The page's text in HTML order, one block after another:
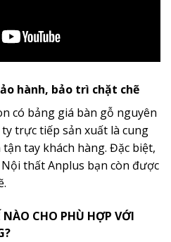
hành, bảo trì chặt chẽ
có bảng giá bàn gỗ nguyên
trực tiếp sản xuất là cung
tay khách hàng. Đặc biệt,
thất Anplus bạn còn được
CHO PHÙ HỢP VỚI